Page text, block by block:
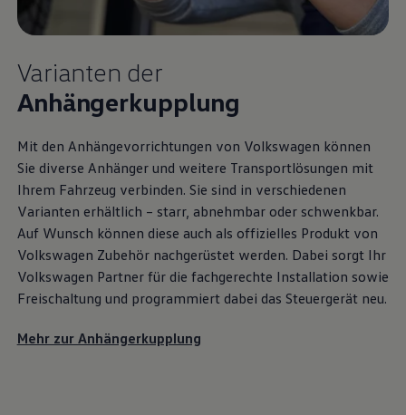
Varianten der
Anhängerkupplung
Mit den Anhängevorrichtungen von Volkswagen können
Sie diverse Anhänger und weitere Transportlösungen mit
Ihrem Fahrzeug verbinden. Sie sind in verschiedenen
Varianten erhältlich – starr, abnehmbar oder schwenkbar.
Auf Wunsch können diese auch als offizielles Produkt von
Volkswagen Zubehörnachgerüstet werden. Dabei sorgt Ihr
Volkswagen Partner für die fachgerechte Installation sowie
Freischaltung und programmiert dabei das Steuergerät neu.
Mehr zur Anhängerkupplung